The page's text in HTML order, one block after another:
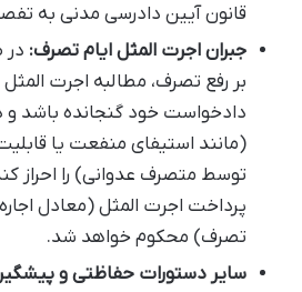
قانون آیین دادرسی مدنی به
جبران اجرت المثل ایام تصرف: در
بر رفع تصرف، مطالبه اجرت المثل
دادخواست خود گنجانده باشد و
(مانند استیفای منفعت یا
توسط متصرف عدوانی) را احراز
پرداخت اجرت المثل (معادل
تصرف) محکوم خواهد شد.
سایر دستورات حفاظتی و